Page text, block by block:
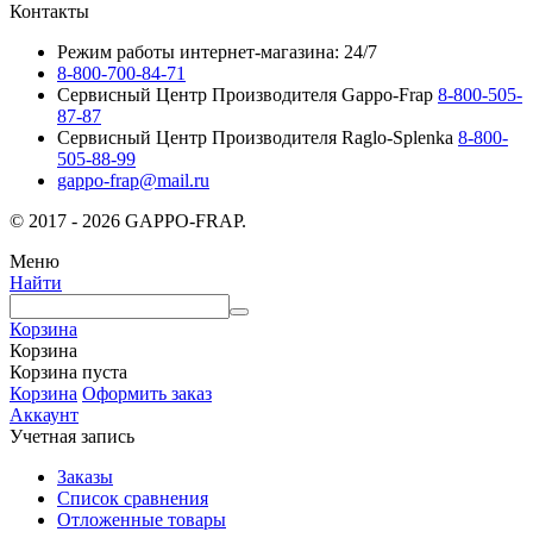
Контакты
Режим работы интернет-магазина: 24/7
8-800-700-84-71
Сервисный Центр Производителя Gappo-Frap 8-800-505-
87-87
Сервисный Центр Производителя Raglo-Splenka 8-800-
505-88-99
gappo-frap@mail.ru
© 2017 - 2026 GAPPO-FRAP.
Меню
Найти
Корзина
Корзина
Корзина пуста
Корзина Оформить заказ
Аккаунт
Учетная запись
Заказы
Список сравнения
Отложенные товары